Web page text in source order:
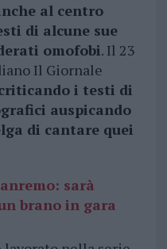
al centro
di alcune sue
omofobi. Il 23
Il Giornale
i testi di
auspicando
di cantare quei
sarà
brano in gara